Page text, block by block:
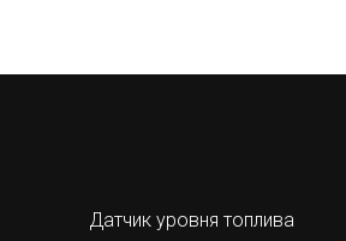
Датчик уровня топлива